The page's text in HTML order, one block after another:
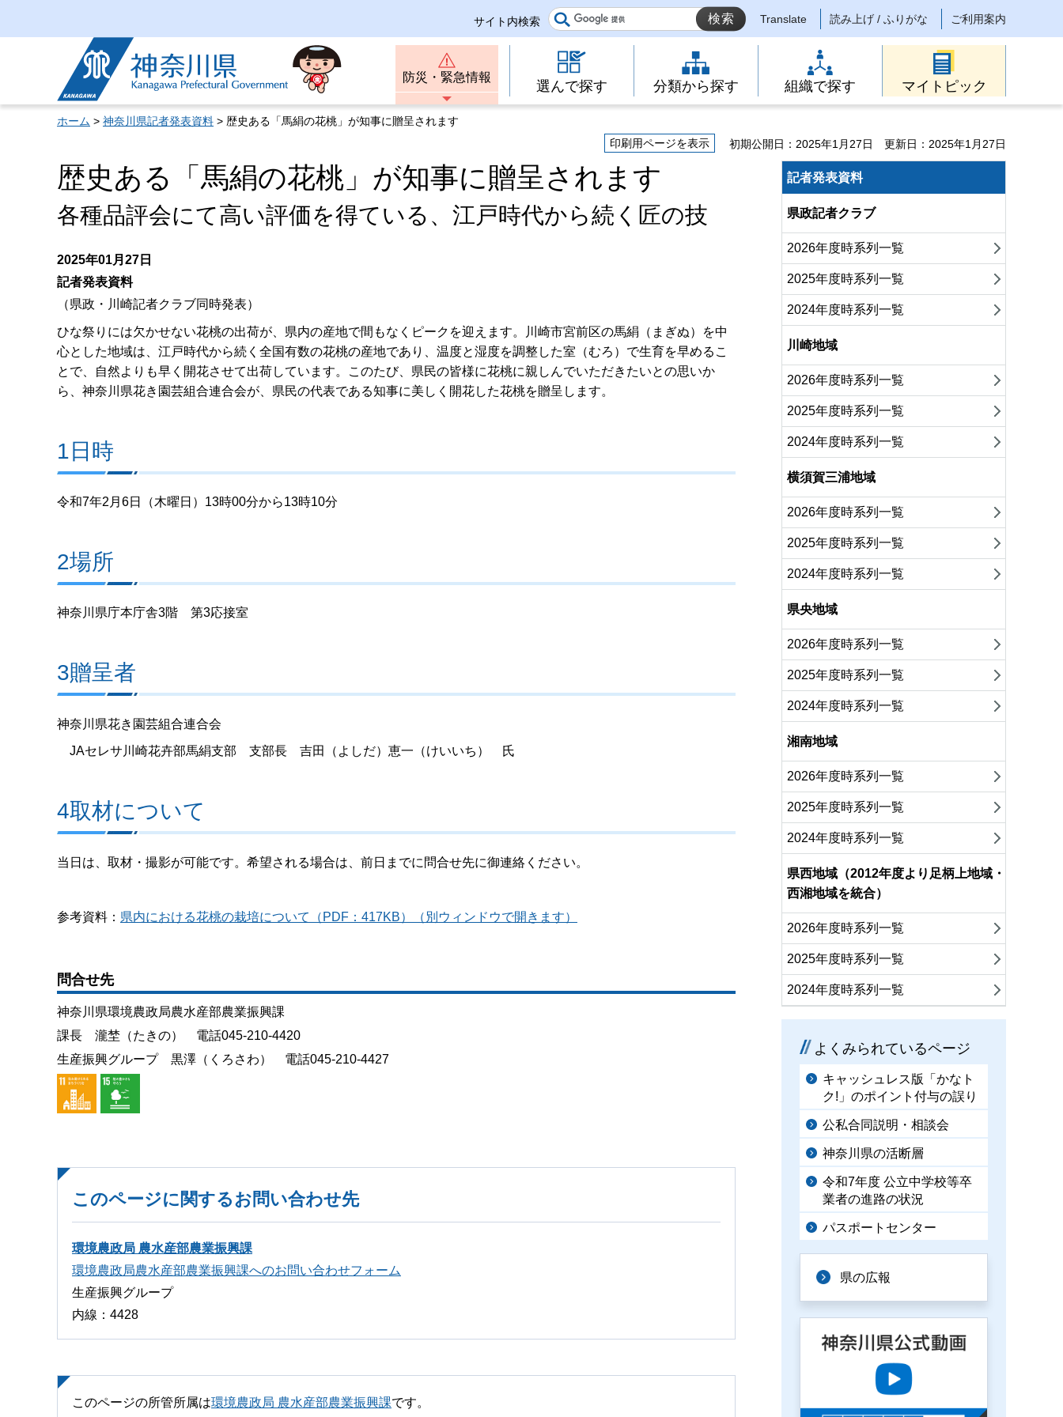
サイト内検索 Translate 読み上げ / ふりがな ご利用案内
神奈川県
防災・緊急情報
選んで探す 分類から探す 組織で探す マイトピック
ホーム > 神奈川県記者発表資料 > 歴史ある「馬絹の花桃」が知事に贈呈されます
印刷用ページを表示
初期公開日：2025年1月27日 更新日：2025年1月27日
歴史ある「馬絹の花桃」が知事に贈呈されます
各種品評会にて高い評価を得ている、江戸時代から続く匠の技
2025年01月27日
記者発表資料
（県政・川崎記者クラブ同時発表）
ひな祭りには欠かせない花桃の出荷が、県内の産地で間もなくピークを迎えます。川崎市宮前区の馬絹（まぎぬ）を中
心とした地域は、江戸時代から続く全国有数の花桃の産地であり、温度と湿度を調整した室（むろ）で生育を早めるこ
とで、自然よりも早く開花させて出荷しています。このたび、県民の皆様に花桃に親しんでいただきたいとの思いか
ら、神奈川県花き園芸組合連合会が、県民の代表である知事に美しく開花した花桃を贈呈します。
1日時
令和7年2月6日（木曜日）13時00分から13時10分
2場所
神奈川県庁本庁舎3階 第3応接室
3贈呈者
神奈川県花き園芸組合連合会
JAセレサ川崎花卉部馬絹支部 支部長 吉田（よしだ）恵一（けいいち） 氏
4取材について
当日は、取材・撮影が可能です。希望される場合は、前日までに問合せ先に御連絡ください。
参考資料： 県内における花桃の栽培について（PDF：417KB）（別ウィンドウで開きます）
問合せ先
神奈川県環境農政局農水産部農業振興課
課長 瀧埜（たきの） 電話045-210-4420
生産振興グループ 黒澤（くろさわ） 電話045-210-4427
このページに関するお問い合わせ先
環境農政局 農水産部農業振興課
環境農政局農水産部農業振興課へのお問い合わせフォーム
生産振興グループ
内線：4428
このページの所管所属は環境農政局 農水産部農業振興課です。
記者発表資料
県政記者クラブ
2026年度時系列一覧
2025年度時系列一覧
2024年度時系列一覧
川崎地域
2026年度時系列一覧
2025年度時系列一覧
2024年度時系列一覧
横須賀三浦地域
2026年度時系列一覧
2025年度時系列一覧
2024年度時系列一覧
県央地域
2026年度時系列一覧
2025年度時系列一覧
2024年度時系列一覧
湘南地域
2026年度時系列一覧
2025年度時系列一覧
2024年度時系列一覧
県西地域（2012年度より足柄上地域・
西湘地域を統合）
2026年度時系列一覧
2025年度時系列一覧
2024年度時系列一覧
よくみられているページ
キャッシュレス版「かなト
ク!」のポイント付与の誤り
公私合同説明・相談会
神奈川県の活断層
令和7年度 公立中学校等卒
業者の進路の状況
パスポートセンター
県の広報